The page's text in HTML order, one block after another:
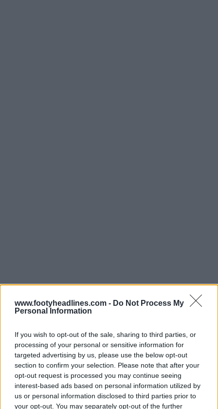
www.footyheadlines.com - Do Not Process My
Personal Information
If you wish to opt-out of the sale, sharing to third parties, or
processing of your personal or sensitive information for
targeted advertising by us, please use the below opt-out
section to confirm your selection. Please note that after your
opt-out request is processed you may continue seeing
interest-based ads based on personal information utilized by
us or personal information disclosed to third parties prior to
your opt-out. You may separately opt-out of the further
Le nouveauquatrième maillot Adidas x Rhude Como
25-26affiche une esthétique époustouflante et
élégante. Dans une palette de « bleu lac discret », le
maillot présente un col polo blanc classique et des
détails dorés éclatants, notamment sur les trois bandes